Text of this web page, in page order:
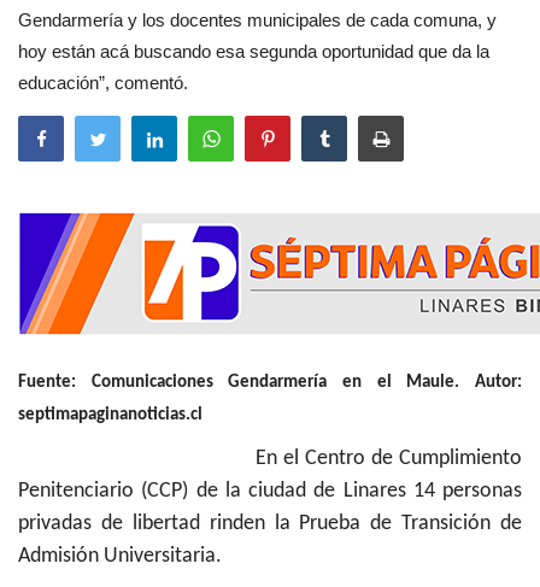
Gendarmería y los docentes municipales de cada comuna, y
hoy están acá buscando esa segunda oportunidad que da la
educación”, comentó.
Fuente: Comunicaciones Gendarmería en el Maule. Autor:
septimapaginanoticias.cl
En el Centro de Cumplimiento
Penitenciario (CCP) de la ciudad de Linares 14 personas
privadas de libertad rinden la Prueba de Transición de
Admisión Universitaria.